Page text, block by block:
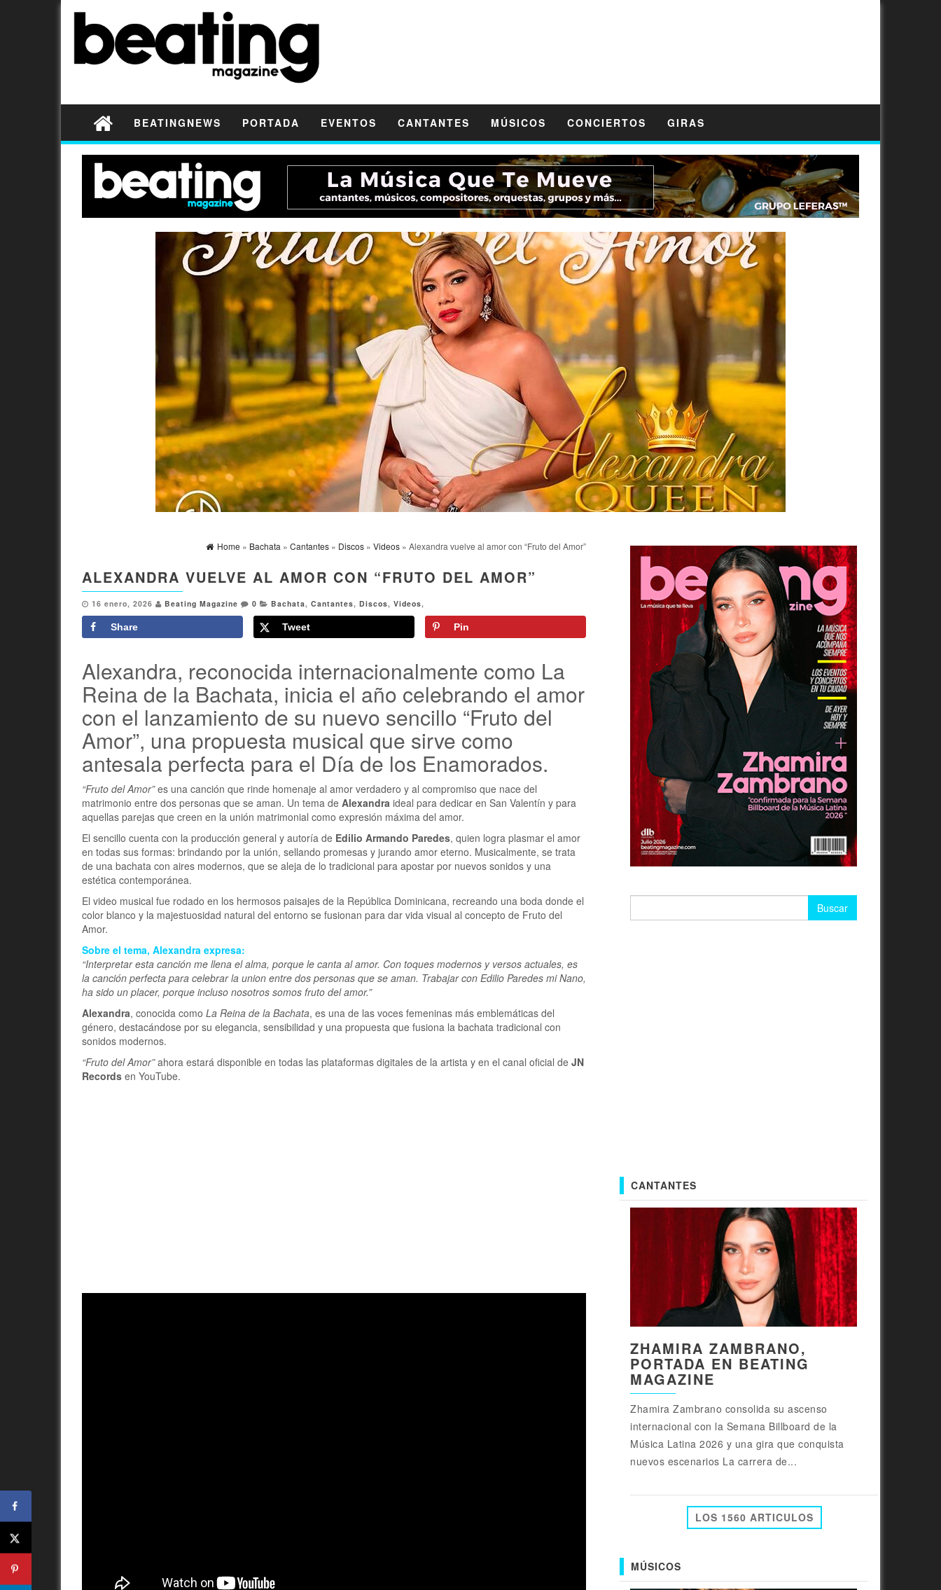
BEATINGNEWS PORTADA EVENTOS CANTANTES MÚSICOS CONCIERTOS GIRAS
Home » Bachata » Cantantes » Discos » Videos » Alexandra vuelve al amor con “Fruto del Amor”
ALEXANDRA VUELVE AL AMOR CON “FRUTO DEL AMOR”
16 enero, 2026 Beating Magazine 0 Bachata, Cantantes, Discos, Videos,
Share Tweet Pin
Alexandra, reconocida internacionalmente como La
Reina de la Bachata, inicia el año celebrando el amor
con el lanzamiento de su nuevo sencillo “Fruto del
Amor”, una propuesta musical que sirve como
antesala perfecta para el Día de los Enamorados.
“Fruto del Amor”es una canción que rinde homenaje al amor verdadero y al compromiso que nace del
matrimonio entre dos personas que se aman. Un tema de Alexandra ideal para dedicar en San Valentín y para
aquellas parejas que creen en la unión matrimonial como expresión máxima del amor.
El sencillo cuenta con la producción general y autoría de Edilio Armando Paredes, quien logra plasmar el amor
en todas sus formas: brindando por la unión, sellando promesas y jurando amor eterno. Musicalmente, se trata
de una bachata con aires modernos, que se aleja de lo tradicional para apostar por nuevos sonidos y una
estética contemporánea.
El video musical fue rodado en los hermosos paisajes de la República Dominicana, recreando una boda donde el
color blanco y la majestuosidad natural del entorno se fusionan para dar vida visual al concepto de Fruto del
Amor.
Sobre el tema, Alexandra expresa:
“Interpretar esta canción me llena el alma, porque le canta al amor. Con toques modernos y versos actuales, es
la canción perfecta para celebrar la union entre dos personas que se aman. Trabajar con Edilio Paredes mi Nano,
ha sido un placer, porque incluso nosotros somos fruto del amor.”
Alexandra, conocida como La Reina de la Bachata, es una de las voces femeninas más emblemáticas del
género, destacándose por su elegancia, sensibilidad y una propuesta que fusiona la bachata tradicional con
sonidos modernos.
“Fruto del Amor”ahora estará disponible en todas las plataformas digitales de la artista y en el canal oficial de JN
Records en YouTube.
CANTANTES
ZHAMIRA ZAMBRANO,
PORTADA EN BEATING
MAGAZINE
Zhamira Zambrano consolida su ascenso
internacional con la Semana Billboard de la
Música Latina 2026 y una gira que conquista
nuevos escenarios La carrera de...
LOS 1560 ARTICULOS
MÚSICOS